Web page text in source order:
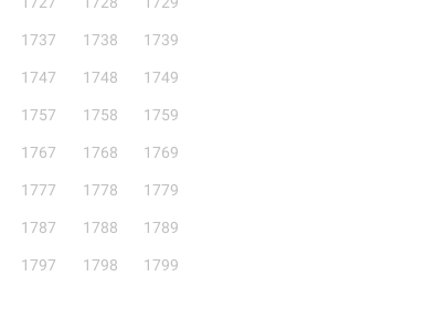
1737 1738 1739
1747 1748 1749
1757 1758 1759
1767 1768 1769
1777 1778 1779
1787 1788 1789
1797 1798 1799